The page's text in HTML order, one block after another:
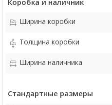
Коробка и наличник
Ширина коробки
Толщина коробки
Ширина наличника
Стандартные размеры